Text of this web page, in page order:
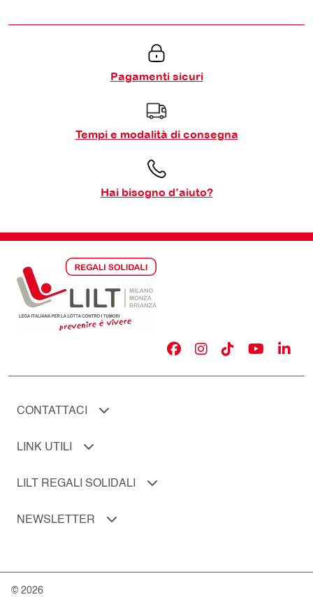
Pagamenti sicuri
Tempi e modalità di consegna
Hai bisogno d’aiuto?
CONTATTACI
LINK UTILI
LILT REGALI SOLIDALI
NEWSLETTER
© 2026